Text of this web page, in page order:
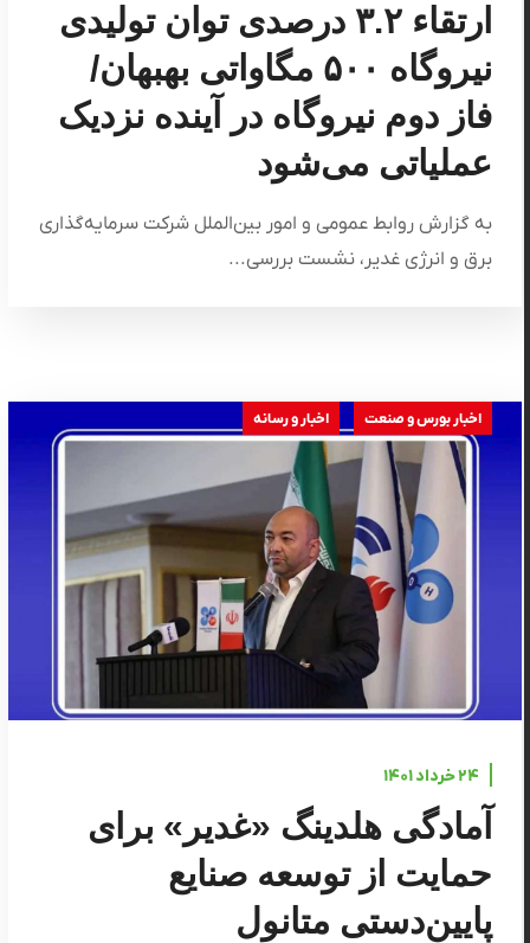
ارتقاء ۳.۲ درصدی توان تولیدی
نیروگاه ۵۰۰ مگاواتی بهبهان/
فاز دوم نیروگاه در آینده نزدیک
عملیاتی می‌شود
به گزارش روابط عمومی و امور بین‌الملل شرکت سرمایه‌گذاری
برق و انرژی غدیر، نشست بررسی...
اخبار بورس و صنعت اخبار و رسانه
۲۴ خرداد ۱۴۰۱
آمادگی هلدینگ «غدیر» برای
حمایت از توسعه صنایع
پایین‌دستی متانول